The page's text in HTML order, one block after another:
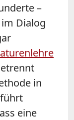
–
im Dialog
in
eine